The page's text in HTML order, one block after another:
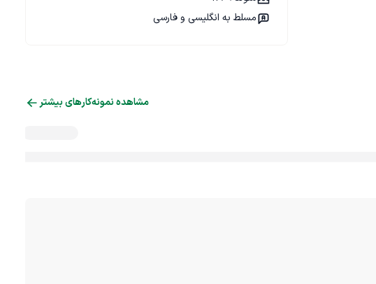
مسلط به انگلیسی و فارسی
مشاهده نمونه‌کارهای بیشتر